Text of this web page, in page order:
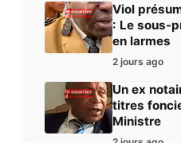
Viol
: Le sous-
en larmes
2 jours ago
Un ex
titres
Ministre